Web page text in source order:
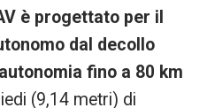
è progettato per il
dal decollo
fino a 80 km
(9,14 metri) di